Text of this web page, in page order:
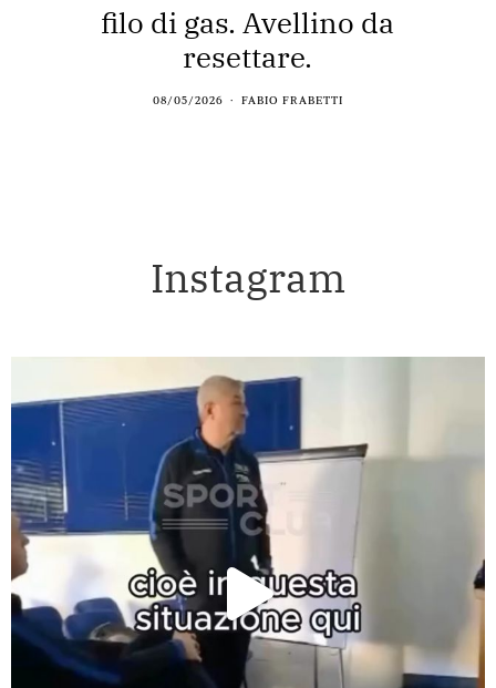
filo di gas. Avellino da
resettare.
08/05/2026 FABIO FRABETTI
Instagram